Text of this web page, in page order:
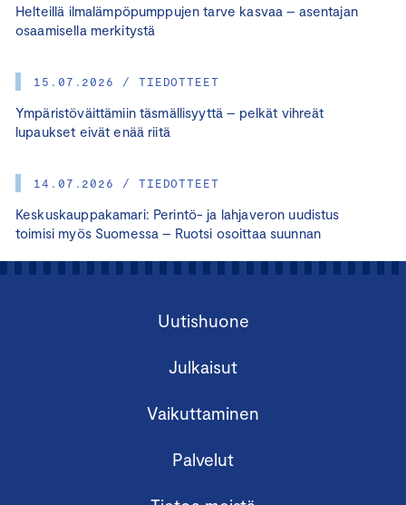
Helteillä ilmalämpöpumppujen tarve kasvaa – asentajan
osaamisella merkitystä
15.07.2026 / TIEDOTTEET
Ympäristöväittämiin täsmällisyyttä – pelkät vihreät
lupaukset eivät enää riitä
14.07.2026 / TIEDOTTEET
Keskuskauppakamari: Perintö- ja lahjaveron uudistus
toimisi myös Suomessa – Ruotsi osoittaa suunnan
Uutishuone
Julkaisut
Vaikuttaminen
Palvelut